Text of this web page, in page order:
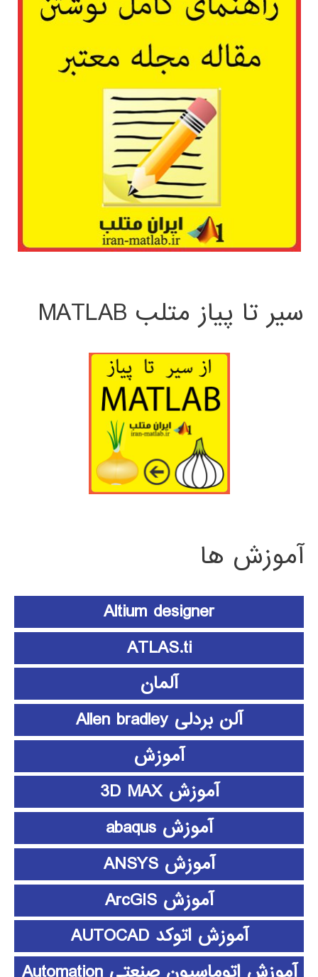
سیر تا پیاز متلب MATLAB
آموزش ها
Altium designer
ATLAS.ti
آلمان
آلن بردلی Allen bradley
آموزش
آموزش 3D MAX
آموزش abaqus
آموزش ANSYS
آموزش ArcGIS
آموزش اتوکد AUTOCAD